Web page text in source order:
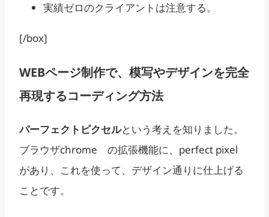
実績ゼロのクライアントは注意する。
[/box]
WEBページ制作で、模写やデザインを完全
再現するコーディング方法
パーフェクトピクセルという考えを知りました。
ブラウザchrome の拡張機能に、perfect pixel
があり、これを使って、デザイン通りに仕上げる
ことです。